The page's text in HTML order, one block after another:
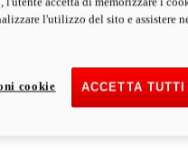
più
l'utilizzo del sito e assistere
ACCETTA
cookie